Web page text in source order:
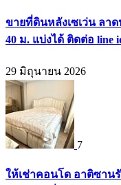
ขายที่ดินหลังเซเว่น ลาด
40 ม. แบ่งได้ ติดต่อ line
29 มิถุนายน 2026
7
ให้เช่าคอนโด อาติซาน